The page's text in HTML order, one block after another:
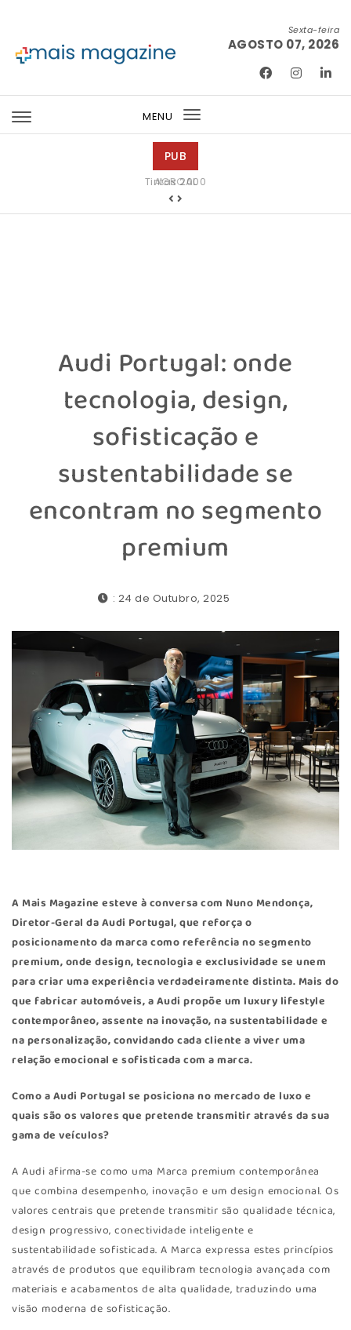
Sexta-feira
AGOSTO 07, 2026
MENU
Toggle
PUB
Tintas 2000
Audi Portugal: onde
tecnologia, design,
sofisticação e
sustentabilidade se
encontram no segmento
premium
: 24 de Outubro, 2025
A Mais Magazine esteve à conversa com Nuno Mendonça,
Diretor-Geral daAudi Portugal, que reforça o
posicionamento da marca como referência no segmento
premium, onde design, tecnologia e exclusividade se unem
para criar uma experiência verdadeiramente distinta. Mais do
que fabricar automóveis, a Audi propõe um luxury lifestyle
contemporâneo, assente na inovação, na sustentabilidade e
na personalização, convidando cada cliente a viver uma
relação emocional e sofisticada com a marca.
Como a Audi Portugal se posiciona no mercado de luxo e
quais são os valores que pretende transmitir através da sua
gama de veículos?
A Audi afirma-se como uma Marca premium contemporânea
que combina desempenho, inovação e um design emocional. Os
valores centrais que pretende transmitir são qualidade técnica,
design progressivo, conectividade inteligente e
sustentabilidade sofisticada. A Marca expressa estes princípios
através de produtos que equilibram tecnologia avançada com
materiais e acabamentos de alta qualidade, traduzindo uma
visão moderna de sofisticação.